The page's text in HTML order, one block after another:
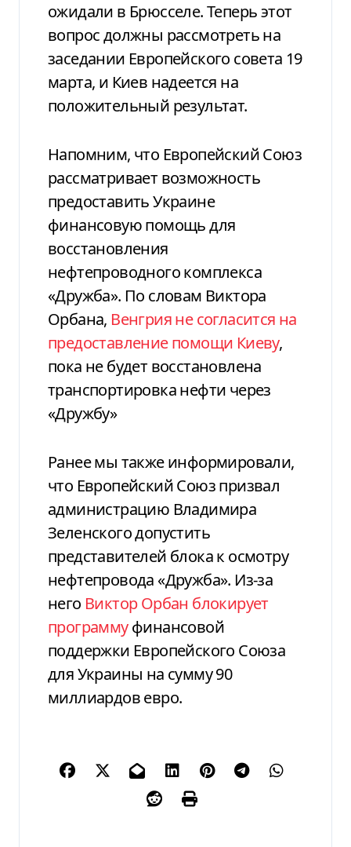
ожидали в Брюсселе. Теперь этот
вопрос должны рассмотреть на
заседании Европейского совета 19
марта, и Киев надеется на
положительный результат.
Напомним, что Европейский Союз
рассматривает возможность
предоставить Украине
финансовую помощь для
восстановления
нефтепроводного комплекса
«Дружба». По словам Виктора
Орбана, Венгрия не согласится на
предоставление помощи Киеву,
пока не будет восстановлена
транспортировка нефти через
«Дружбу»
Ранее мы также информировали,
что Европейский Союз призвал
администрацию Владимира
Зеленского допустить
представителей блока к осмотру
нефтепровода «Дружба». Из-за
него Виктор Орбан блокирует
программуфинансовой
поддержки Европейского Союза
для Украины на сумму 90
миллиардов евро.